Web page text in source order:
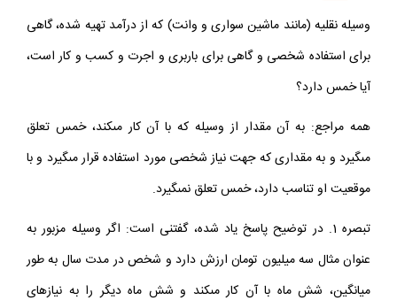
وسيله نقليه (مانند ماشين سوارى و وانت) كه از درآمد تهيه شده، گاهى
براى استفاده شخصى و گاهى براى باربرى و اجرت و كسب و كار است،
آيا خمس دارد؟
همه مراجع: به آن مقدار از وسيله كه با آن كار مى‏كند، خمس تعلق
مى‏گيرد و به مقدارى كه جهت نياز شخصى مورد استفاده قرار مى‏گيرد و با
موقعيت او تناسب دارد، خمس تعلق نمى‏گيرد.
تبصره 1. در توضيح پاسخ ياد شده، گفتنى است: اگر وسيله مزبور به
عنوان مثال سه ميليون تومان ارزش دارد و شخص در مدت سال به طور
ميانگين، شش ماه با آن كار مى‏كند و شش ماه ديگر را به نيازهاى